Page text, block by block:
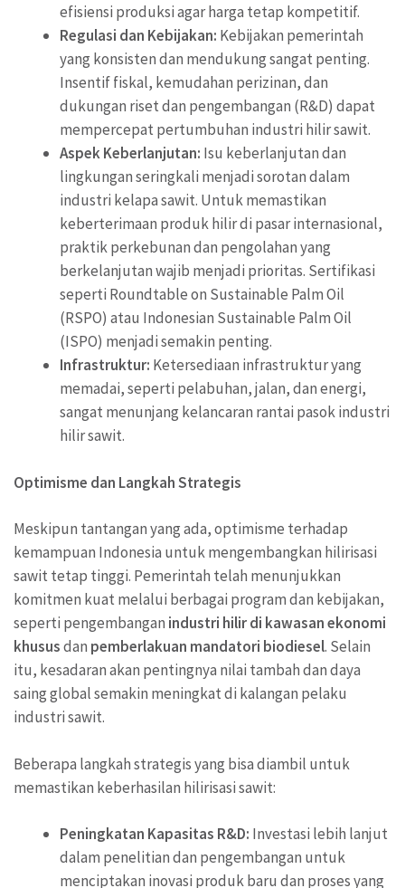
efisiensi produksi agar harga tetap kompetitif.
Regulasi dan Kebijakan: Kebijakan pemerintah
yang konsisten dan mendukung sangat penting.
Insentif fiskal, kemudahan perizinan, dan
dukungan riset dan pengembangan (R&D) dapat
mempercepat pertumbuhan industri hilir sawit.
Aspek Keberlanjutan: Isu keberlanjutan dan
lingkungan seringkali menjadi sorotan dalam
industri kelapa sawit. Untuk memastikan
keberterimaan produk hilir di pasar internasional,
praktik perkebunan dan pengolahan yang
berkelanjutan wajib menjadi prioritas. Sertifikasi
seperti Roundtable on Sustainable Palm Oil
(RSPO) atau Indonesian Sustainable Palm Oil
(ISPO) menjadi semakin penting.
Infrastruktur: Ketersediaan infrastruktur yang
memadai, seperti pelabuhan, jalan, dan energi,
sangat menunjang kelancaran rantai pasok industri
hilir sawit.
Optimisme dan Langkah Strategis
Meskipun tantangan yang ada, optimisme terhadap
kemampuan Indonesia untuk mengembangkan hilirisasi
sawit tetap tinggi. Pemerintah telah menunjukkan
komitmen kuat melalui berbagai program dan kebijakan,
seperti pengembangan industri hilir di kawasan ekonomi
khususdan pemberlakuan mandatori biodiesel. Selain
itu, kesadaran akan pentingnya nilai tambah dan daya
saing global semakin meningkat di kalangan pelaku
industri sawit.
Beberapa langkah strategis yang bisa diambil untuk
memastikan keberhasilan hilirisasi sawit:
Peningkatan Kapasitas R&D: Investasi lebih lanjut
dalam penelitian dan pengembangan untuk
menciptakan inovasi produk baru dan proses yang